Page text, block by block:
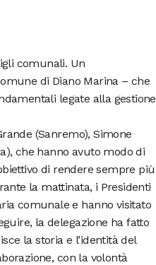
comunali. Un
di Diano Marina – che
legate alla gestione
(Sanremo), Simone
che hanno avuto modo di
di rendere sempre più
la mattinata, i Presidenti
comunale e hanno visitato
la delegazione ha fatto
la storia e l’identità del
con la volontà